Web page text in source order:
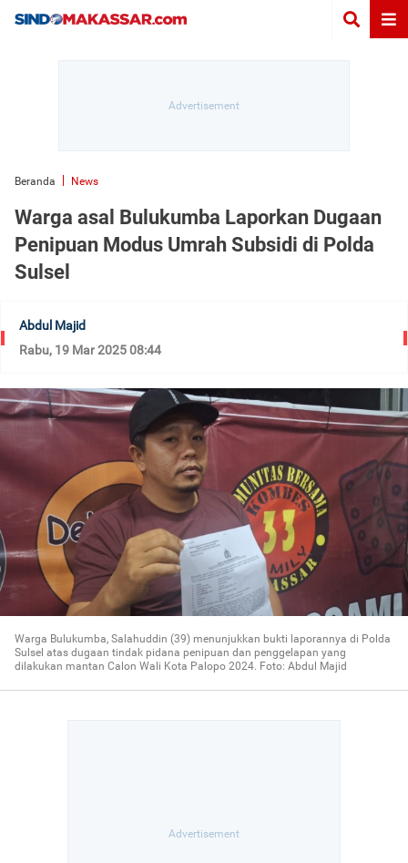
Beranda News
Warga asal Bulukumba Laporkan Dugaan
Penipuan Modus Umrah Subsidi di Polda
Sulsel
Abdul Majid
Rabu, 19 Mar 2025 08:44
Warga Bulukumba, Salahuddin (39) menunjukkan bukti laporannya di Polda
Sulsel atas dugaan tindak pidana penipuan dan penggelapan yang
dilakukan mantan Calon Wali Kota Palopo 2024. Foto: Abdul Majid